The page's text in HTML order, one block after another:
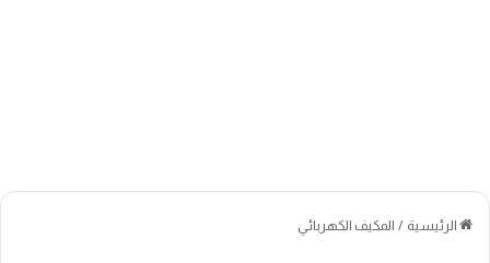
الرئيسية / المكيف الكهربائي